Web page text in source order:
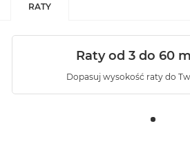
RATY
Raty od 3 do 60
Dopasuj wysokość raty do